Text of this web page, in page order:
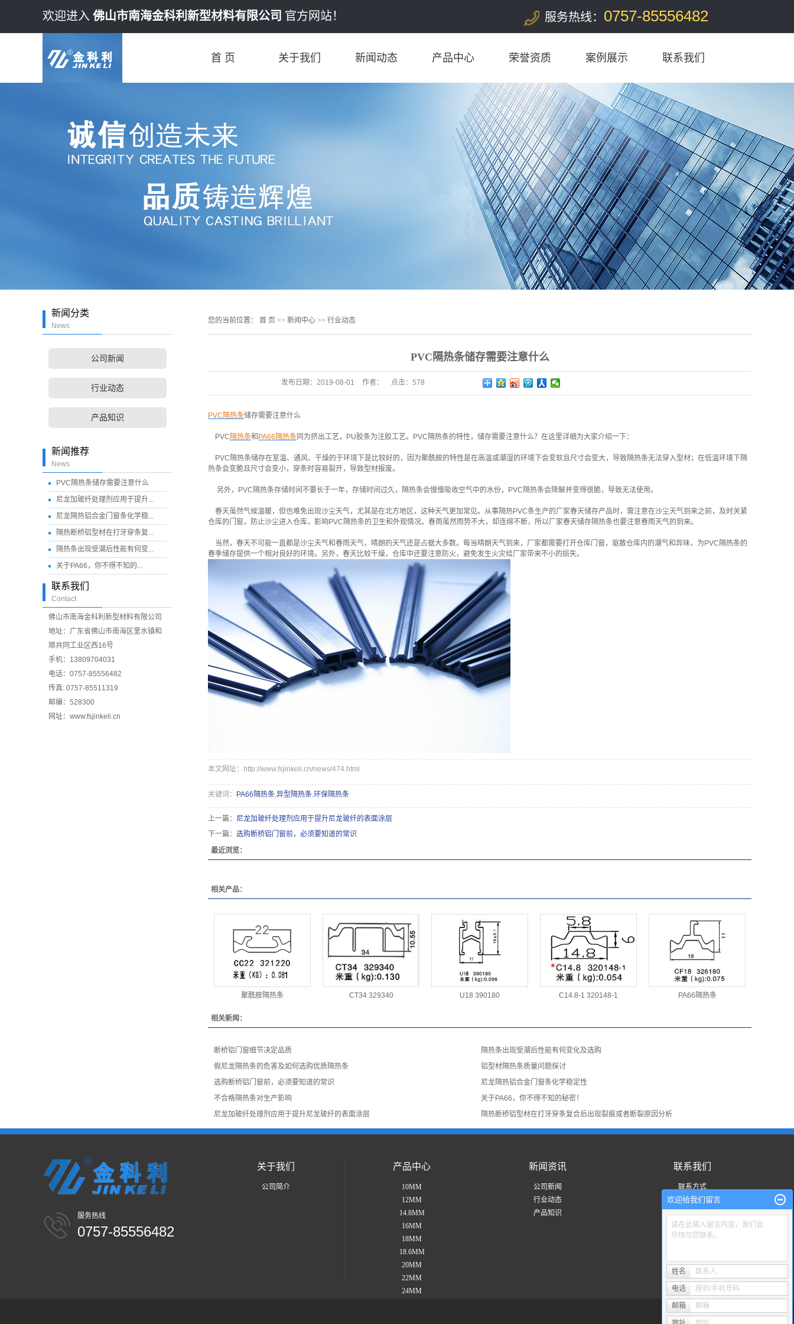
欢迎进入 佛山市南海金科利新型材料有限公司 官方网站！ 服务热线： 0757-85556482
首 页 关于我们 新闻动态 产品中心
12MM
14.8MM
16MM
28MM
34MM
45MM
荣誉资质 案例展示
工程案例
联系我们
新闻分类
News
公司新闻
行业动态
产品知识
新闻推荐
News
PVC隔热条储存需要注意什么
尼龙加玻纤处理剂应用于提升...
尼龙隔热铝合金门窗条化学稳...
隔热断桥铝型材在打牙穿条复...
隔热条出现受潮后性能有何变...
关于PA66，你不得不知的...
联系我们
Contact
佛山市南海金科利新型材料有限公司
地址：广东省佛山市南海区里水镇和
顺共同工业区西16号
手机：13809704031
电话：0757-85556482
传真: 0757-85511319
邮编：528300
网址：www.fsjinkeli.cn
您的当前位置： 首 页 >> 新闻中心 >> 行业动态
PVC隔热条储存需要注意什么
发布日期： 2019-08-01 作者： 点击： 578
PVC隔热条储存需要注意什么
PVC 隔热条和 PA66隔热条 同为挤出工艺，PU胶条为注胶工艺。PVC隔热条的特性，储存需要注意什么？在这里详细为大家介绍一下：
PVC隔热条储存在室温、通风、干燥的于环境下是比较好的，因为聚酰胺的特性是在高温或潮湿的环境下会变软且尺寸会变大，导致隔热条无法穿入型材；在低温环境下隔
热条会变脆且尺寸会变小，穿条时容易裂开，导致型材报废。
另外，PVC隔热条存储时间不要长于一年，存储时间过久，隔热条会慢慢吸收空气中的水份，PVC隔热条会降解并变得很脆，导致无法使用。
春天虽然气候温暖，但也难免出现沙尘天气，尤其是在北方地区，这种天气更加常见。从事隔热PVC条生产的厂家春天储存产品时，需注意在沙尘天气到来之前，及时关紧
仓库的门窗，防止沙尘进入仓库，影响PVC隔热条的卫生和外观情况。春雨虽然雨势不大，却连绵不断，所以厂家春天储存隔热条也要注意春雨天气的到来。
当然，春天不可能一直都是沙尘天气和春雨天气，晴朗的天气还是占据大多数。每当晴朗天气到来，厂家都需要打开仓库门窗，驱散仓库内的潮气和异味，为PVC隔热条的
春季储存提供一个相对良好的环境。另外，春天比较干燥，仓库中还要注意防火，避免发生火灾给厂家带来不小的损失。
本文网址：http://www.fsjinkeli.cn/news/474.html
关键词： PA66隔热条,异型隔热条,环保隔热条
上一篇： 尼龙加玻纤处理剂应用于提升尼龙玻纤的表面涂层
下一篇： 选购断桥铝门窗前，必须要知道的常识
最近浏览：
相关产品：
聚酰胺隔热条 CT34 329340 U18 390180 C14.8-1 320148-1 PA66隔热条
相关新闻：
断桥铝门窗细节决定品质
隔热条出现受潮后性能有何变化及选购
假尼龙隔热条的危害及如何选购优质隔热条
铝型材隔热条质量问题探讨
选购断桥铝门窗前，必须要知道的常识
尼龙隔热铝合金门窗条化学稳定性
不合格隔热条对生产影响
关于PA66，你不得不知的秘密！
尼龙加玻纤处理剂应用于提升尼龙玻纤的表面涂层
隔热断桥铝型材在打牙穿条复合后出现裂痕或者断裂原因分析
服务热线
0757-85556482
关于我们
公司简介
产品中心
10MM
12MM
14.8MM
16MM
18MM
18.6MM
20MM
22MM
24MM
新闻资讯
公司新闻
行业动态
产品知识
联系我们
联系方式
欢迎给我们留言
请在此输入留言内容，我们会
尽快与您联系。
姓名 联系人
电话 座机/手机号码
邮箱 邮箱